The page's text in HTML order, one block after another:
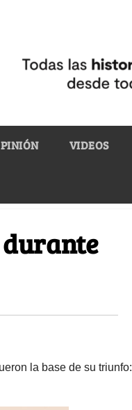
VIDEOS
la base de su triunfo: